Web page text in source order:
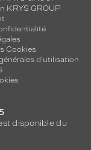
KRYS GROUP
Cookies
d'utilisation
disponible du